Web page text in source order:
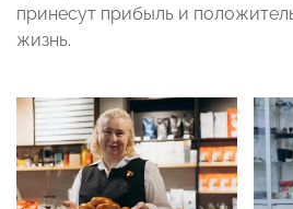
принесут прибыль и
жизнь.